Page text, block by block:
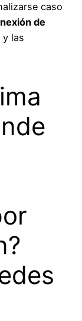
caso
de
y las